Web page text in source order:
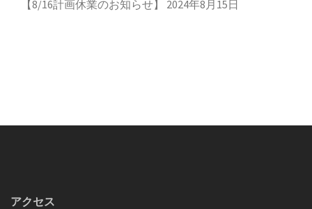
【8/16計画休業のお知らせ】
2024年8月15日
アクセス